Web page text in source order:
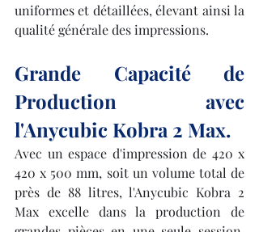
uniformes et détaillées, élevant ainsi la
qualité générale des impressions.
Grande Capacité de
Production avec
l'Anycubic Kobra 2 Max.
Avec un espace d'impression de 420 x
420 x 500 mm, soit un volume total de
près de 88 litres, l'Anycubic Kobra 2
Max excelle dans la production de